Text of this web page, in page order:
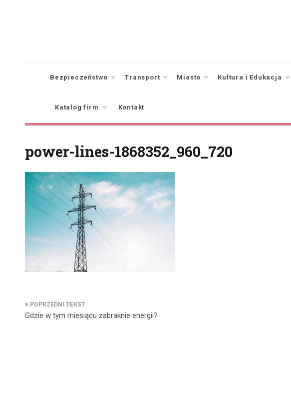
Bezpieczeństwo Transport Miasto Kultura i Edukacja
Katalog firm Kontakt
power-lines-1868352_960_720
Nawigacja
Gdzie w tym miesiącu zabraknie energii?